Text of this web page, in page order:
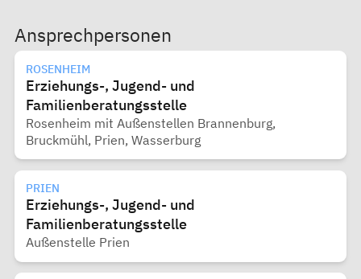
Ansprechpersonen
ROSENHEIM
Erziehungs-, Jugend- und
Familienberatungsstelle
Rosenheim mit Außenstellen Brannenburg,
Bruckmühl, Prien, Wasserburg
PRIEN
Erziehungs-, Jugend- und
Familienberatungsstelle
Außenstelle Prien